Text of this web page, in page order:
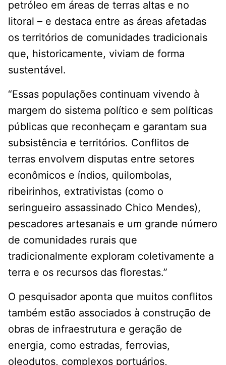
petróleo em áreas de terras altas e no
litoral – e destaca entre as áreas afetadas
os territórios de comunidades tradicionais
que, historicamente, viviam de forma
sustentável.
“Essas populações continuam vivendo à
margem do sistema político e sem políticas
públicas que reconheçam e garantam sua
subsistência e territórios. Conflitos de
terras envolvem disputas entre setores
econômicos e índios, quilombolas,
ribeirinhos, extrativistas (como o
seringueiro assassinado Chico Mendes),
pescadores artesanais e um grande número
de comunidades rurais que
tradicionalmente exploram coletivamente a
terra e os recursos das florestas.”
O pesquisador aponta que muitos conflitos
também estão associados à construção de
obras de infraestrutura e geração de
energia, como estradas, ferrovias,
oleodutos, complexos portuários,